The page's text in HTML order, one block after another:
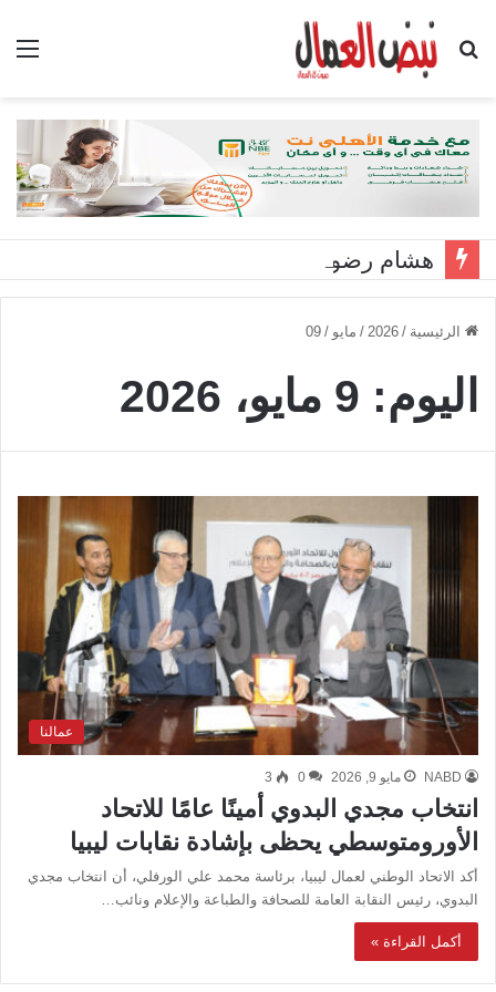
بحث
الرئيسية /
2026
/ مايو /
09
اليوم: 9 مايو، 2026
عمالنا
NABD مايو 9, 2026 0
3
انتخاب مجدي البدوي أمينًا عامًا للاتحاد
الأورومتوسطي يحظى بإشادة نقابات ليبيا
أكد الاتحاد الوطني لعمال ليبيا، برئاسة محمد علي الورفلي، أن انتخاب مجدي
البدوي، رئيس النقابة العامة للصحافة والطباعة والإعلام ونائب…
أكمل القراءة »